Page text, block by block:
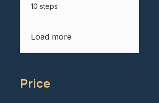
.10 steps
Load more
Price